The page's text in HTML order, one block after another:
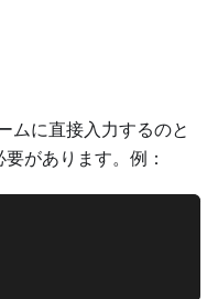
ムに直接入力するのと
があります。例：